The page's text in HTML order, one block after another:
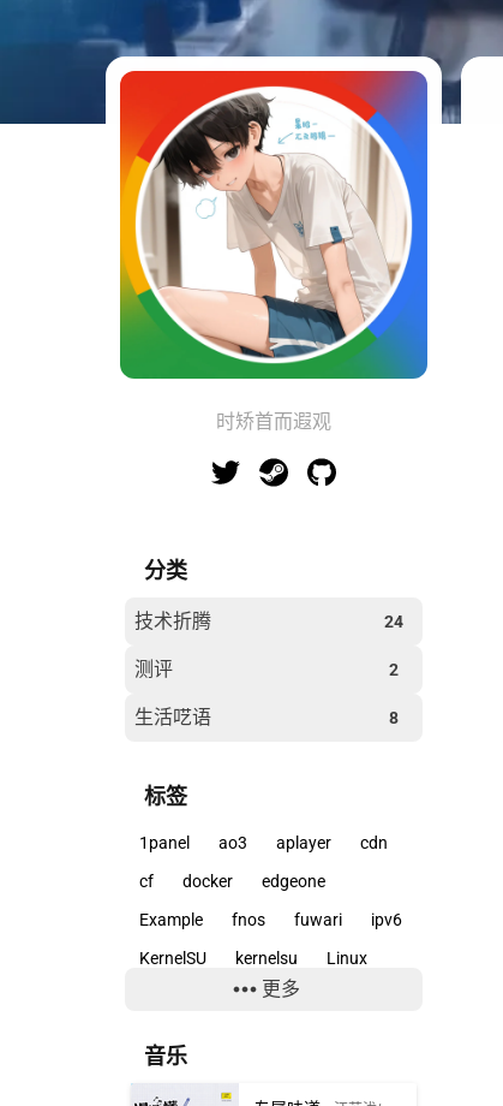
时矫首而遐观
分类
技术折腾 24
测评 2
生活呓语 8
标签
1panel ao3 aplayer
cdn
cf
docker
edgeone
Example
fnos fuwari
ipv6
KernelSU
kernelsu
Linux
mdx
openlist
更多
音乐